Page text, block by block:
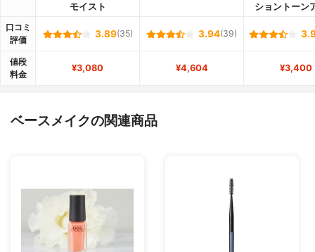
モイスト
ショントーン
口コミ
評価
3.89(35) 3.94(39)
値段
料金
¥3,080 ¥4,604 ¥3,400
ベースメイクの関連商品